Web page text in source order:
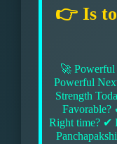
👉 Is
🚀
Powerful
Strength
Favorable?
Right time? ✔